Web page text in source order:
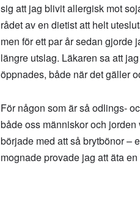
sig att jag blivit allergisk mot
rådet av en dietist att helt
men för ett par år sedan gjorde
längre utslag. Läkaren sa att
öppnades, både när det gäller
För någon som är så odlings-
både oss människor och
började med att så brytbönor –
mognade provade jag att äta